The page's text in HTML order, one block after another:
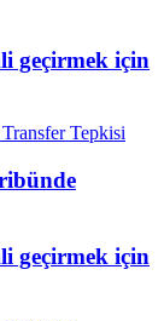
geçirmek için
geçirmek için